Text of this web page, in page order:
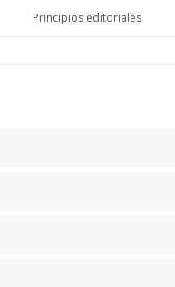
Principios editoriales